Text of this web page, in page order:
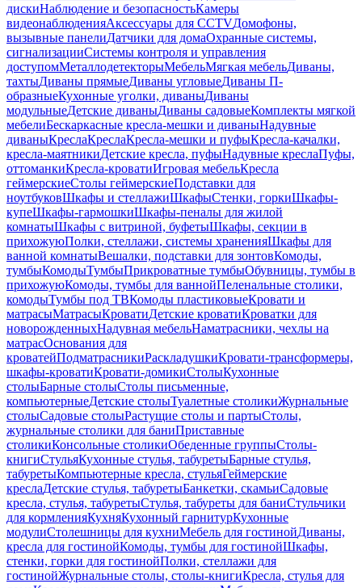
дискиНаблюдение и безопасностьКамеры
видеонаблюденияАксессуары для CCTVДомофоны,
вызывные панелиДатчики для домаОхранные системы,
сигнализацииСистемы контроля и управления
доступомМеталлодетекторыМебельМягкая мебельДиваны,
тахтыДиваны прямыеДиваны угловыеДиваны П-
образныеКухонные уголки, диваныДиваны
модульныеДетские диваныДиваны садовыеКомплекты мягкой
мебелиБескаркасные кресла-мешки и диваныНадувные
диваныКреслаКреслаКресла-мешки и пуфыКресла-качалки,
кресла-маятникиДетские кресла, пуфыНадувные креслаПуфы,
оттоманкиКресла-кроватиИгровая мебельКресла
геймерскиеСтолы геймерскиеПодставки для
ноутбуковШкафы и стеллажиШкафыСтенки, горкиШкафы-
купеШкафы-гармошкиШкафы-пеналы для жилой
комнатыШкафы с витриной, буфетыШкафы, секции в
прихожуюПолки, стеллажи, системы храненияШкафы для
ванной комнатыВешалки, подставки для зонтовКомоды,
тумбыКомодыТумбыПрикроватные тумбыОбувницы, тумбы в
прихожуюКомоды, тумбы для ваннойПеленальные столики,
комодыТумбы под ТВКомоды пластиковыеКровати и
матрасыМатрасыКроватиДетские кроватиКроватки для
новорожденныхНадувная мебельНаматрасники, чехлы на
матрасОснования для
кроватейПодматрасникиРаскладушкиКровати-трансформеры,
шкафы-кроватиКровати-домикиСтолыКухонные
столыБарные столыСтолы письменные,
компьютерныеДетские столыТуалетные столикиЖурнальные
столыСадовые столыРастущие столы и партыСтолы,
журнальные столики для баниПриставные
столикиКонсольные столикиОбеденные группыСтолы-
книгиСтульяКухонные стулья, табуретыБарные стулья,
табуретыКомпьютерные кресла, стульяГеймерские
креслаДетские стулья, табуретыБанкетки, скамьиСадовые
кресла, стулья, табуретыСтулья, табуреты для баниСтульчики
для кормленияКухняКухонный гарнитурКухонные
модулиСтолешницы для кухниМебель для гостинойДиваны,
кресла для гостинойКомоды, тумбы для гостинойШкафы,
стенки, горки для гостинойПолки, стеллажи для
гостинойЖурнальные столы, столы-книгиКресла, стулья для